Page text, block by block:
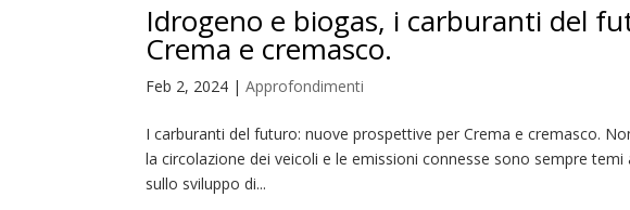
Idrogeno e biogas, i carburanti del
Crema e cremasco.
Feb 2, 2024 |Approfondimenti
I carburanti del futuro: nuove prospettive per Crema e cremasco.
la circolazione dei veicoli e le emissioni connesse sono sempre
sullo sviluppo di...